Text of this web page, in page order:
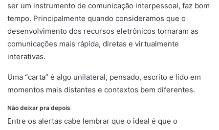
ser um instrumento de comunicação interpessoal, faz bom
tempo. Principalmente quando consideramos que o
desenvolvimento dos recursos eletrônicos tornaram as
comunicações mais rápida, diretas e virtualmente
interativas.
Uma “carta” é algo unilateral, pensado, escrito e lido em
momentos mais distantes e contextos bem diferentes.
Não deixar pra depois
Entre os alertas cabe lembrar que o ideal é que o